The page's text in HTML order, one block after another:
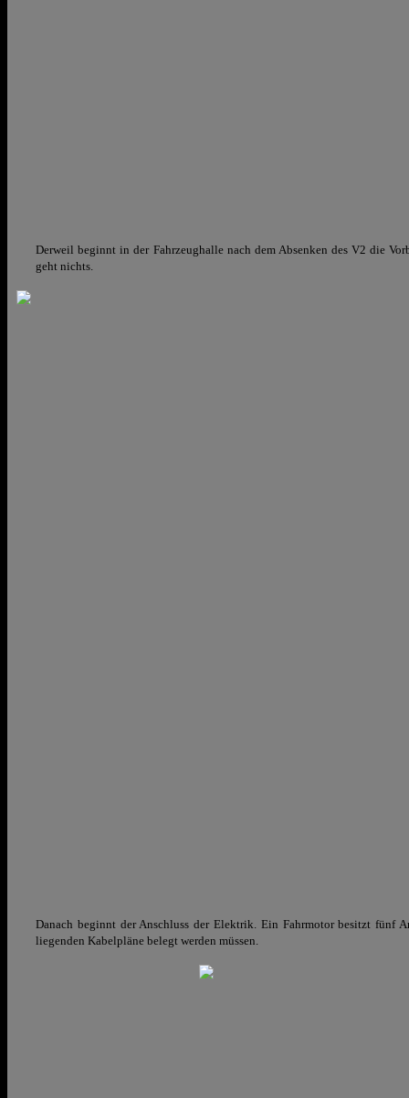
Derweil beginnt in der Fahrzeughalle nach dem Absenken des V2 die
geht nichts.
Danach beginnt der Anschluss der Elektrik. Ein Fahrmotor besitzt fünf
liegenden Kabelpläne belegt werden müssen.